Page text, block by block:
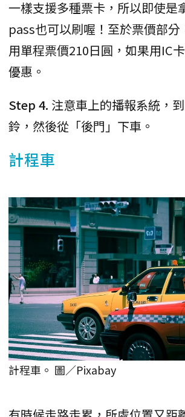
一樣支援多種票卡，所以即使是
pass也可以刷喔！至於票價部分
用單程票價210日圓，如果用IC
優惠。
Step 4. 注意車上的播報系統，
鈴，然後從「後門」下車。
計程車
計程車。 圖／Pixabay